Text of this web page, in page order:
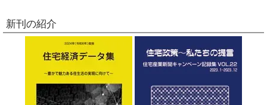
新刊の紹介